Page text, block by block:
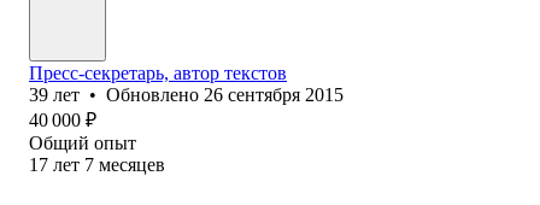
Пресс-секретарь, автор текстов
39 лет • Обновлено 26 сентября 2015
40 000 ₽
Общий опыт
17 лет 7 месяцев